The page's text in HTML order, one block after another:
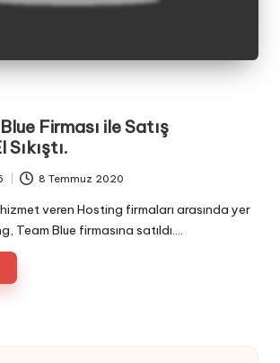
Firması ile Satış
Sıkıştı.
8 Temmuz 2020
veren Hosting firmaları arasında yer
Team Blue firmasına satıldı.…